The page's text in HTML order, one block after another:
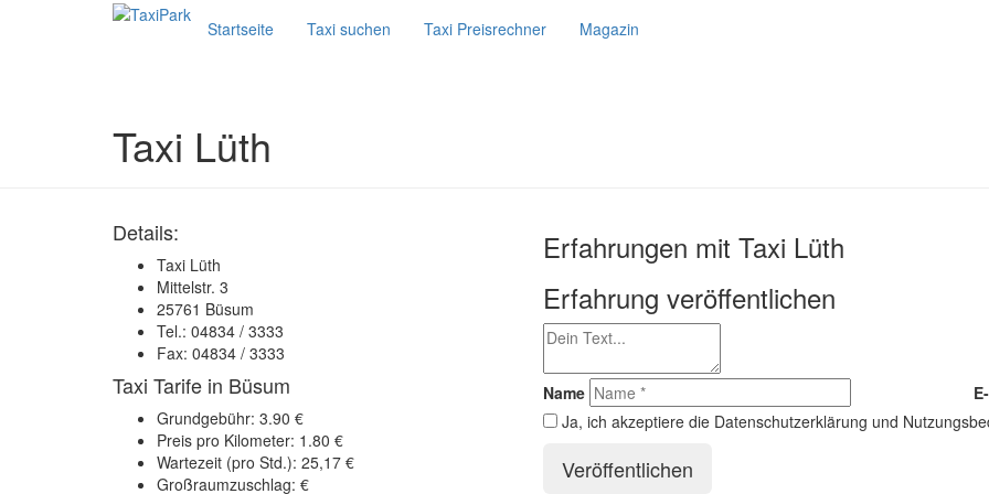
Startseite Taxi suchen Taxi Preisrechner Magazin
Taxi Lüth
Details:
Taxi Lüth
Mittelstr. 3
25761 Büsum
Tel.: 04834 / 3333
Fax: 04834 / 3333
Taxi Tarife in Büsum
Grundgebühr: 3.90 €
Preis pro Kilometer: 1.80 €
Wartezeit (pro Std.): 25,17 €
Großraumzuschlag: €
Erfahrungen mit Taxi Lüth
Erfahrung veröffentlichen
Name
Ja, ich akzeptiere die Datenschutzerklärung und